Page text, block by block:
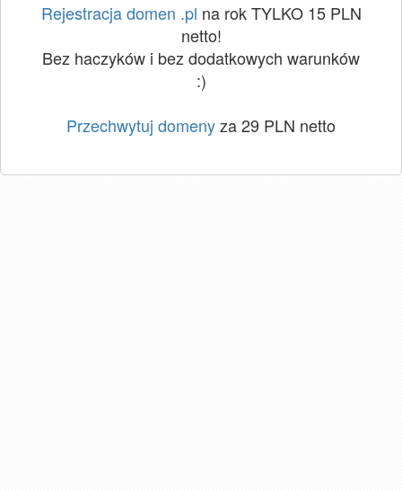
Rejestracja domen .pl na rok TYLKO 15 PLN
netto!
Bez haczyków i bez dodatkowych warunków
:)
Przechwytuj domenyza 29 PLN netto